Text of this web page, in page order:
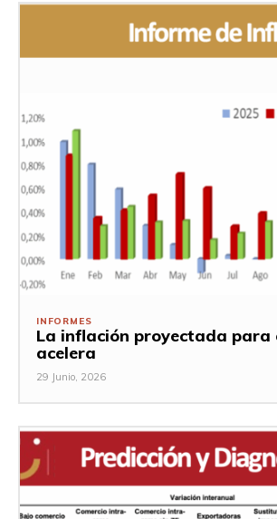
INFORMES
La inflación proyectada para
acelera
29 Junio, 2026